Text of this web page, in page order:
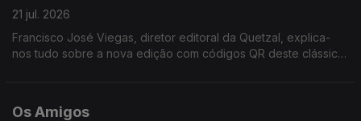
21 jul. 2026
Francisco José Viegas, diretor editoral da Quetzal, explica-
nos tudo sobre a nova edição com códigos QR deste clássico
Os Amigos